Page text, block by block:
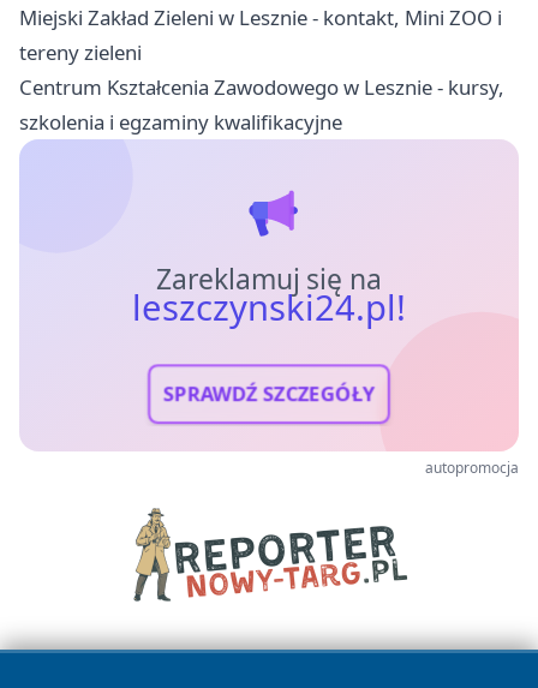
Miejski Zakład Zieleni w Lesznie - kontakt, Mini ZOO i
tereny zieleni
Centrum Kształcenia Zawodowego w Lesznie - kursy,
szkolenia i egzaminy kwalifikacyjne
Zareklamuj się na
leszczynski24.pl!
SPRAWDŹ SZCZEGÓŁY
autopromocja